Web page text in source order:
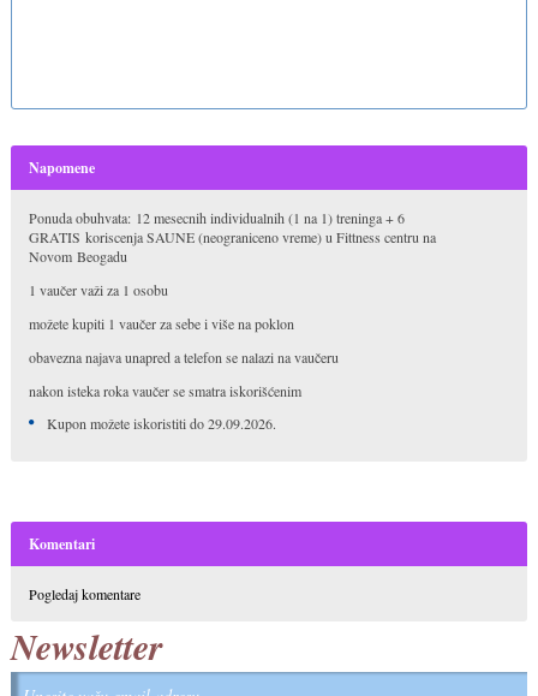
Napomene
Ponuda obuhvata: 12 mesecnih individualnih (1 na 1) treninga + 6
GRATIS koriscenja SAUNE (neograniceno vreme) u Fittness centru na
Novom Beogadu
1 vaučer važi za 1 osobu
možete kupiti 1 vaučer za sebe i više na poklon
obavezna najava unapred a telefon se nalazi na vaučeru
nakon isteka roka vaučer se smatra iskorišćenim
Kupon možete iskoristiti do 29.09.2026.
Komentari
Pogledaj komentare
Newsletter